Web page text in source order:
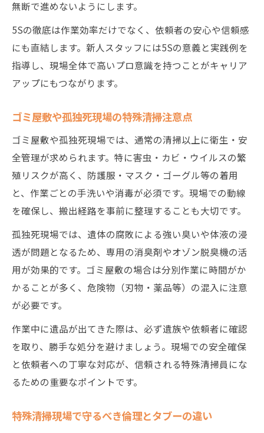
無断で進めないようにします。
5Sの徹底は作業効率だけでなく、依頼者の安心や信頼感
にも直結します。新人スタッフには5Sの意義と実践例を
指導し、現場全体で高いプロ意識を持つことがキャリア
アップにもつながります。
ゴミ屋敷や孤独死現場の特殊清掃注意点
ゴミ屋敷や孤独死現場では、通常の清掃以上に衛生・安
全管理が求められます。特に害虫・カビ・ウイルスの繁
殖リスクが高く、防護服・マスク・ゴーグル等の着用
と、作業ごとの手洗いや消毒が必須です。現場での動線
を確保し、搬出経路を事前に整理することも大切です。
孤独死現場では、遺体の腐敗による強い臭いや体液の浸
透が問題となるため、専用の消臭剤やオゾン脱臭機の活
用が効果的です。ゴミ屋敷の場合は分別作業に時間がか
かることが多く、危険物（刃物・薬品等）の混入に注意
が必要です。
作業中に遺品が出てきた際は、必ず遺族や依頼者に確認
を取り、勝手な処分を避けましょう。現場での安全確保
と依頼者への丁寧な対応が、信頼される特殊清掃員にな
るための重要なポイントです。
特殊清掃現場で守るべき倫理とタブーの違い